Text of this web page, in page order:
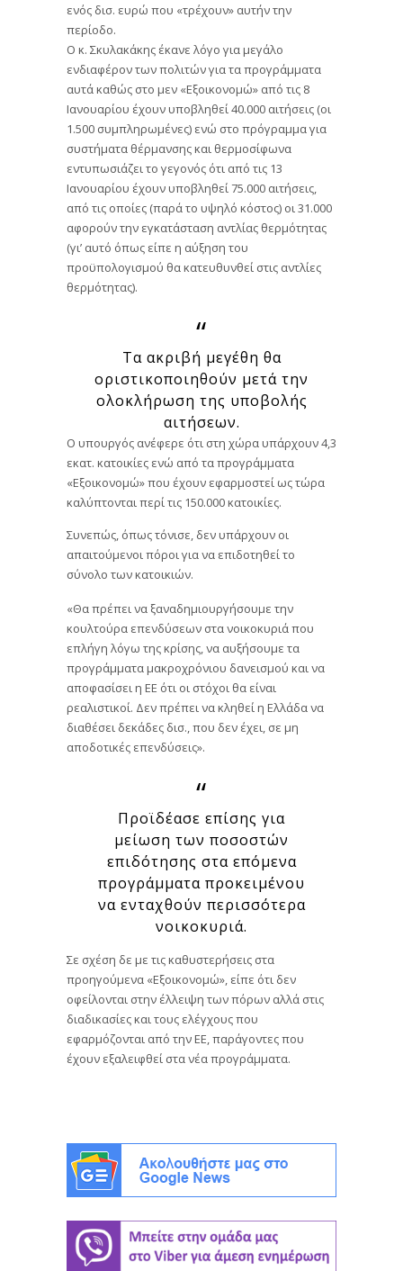
ενός δισ. ευρώ που «τρέχουν» αυτήν την
περίοδο.
Ο κ. Σκυλακάκης έκανε λόγο για μεγάλο
ενδιαφέρον των πολιτών για τα προγράμματα
αυτά καθώς στο μεν «Εξοικονομώ» από τις 8
Ιανουαρίου έχουν υποβληθεί 40.000 αιτήσεις (οι
1.500 συμπληρωμένες) ενώ στο πρόγραμμα για
συστήματα θέρμανσης και θερμοσίφωνα
εντυπωσιάζει το γεγονός ότι από τις 13
Ιανουαρίου έχουν υποβληθεί 75.000 αιτήσεις,
από τις οποίες (παρά το υψηλό κόστος) οι 31.000
αφορούν την εγκατάσταση αντλίας θερμότητας
(γι’ αυτό όπως είπε η αύξηση του
προϋπολογισμού θα κατευθυνθεί στις αντλίες
θερμότητας).
Τα ακριβή μεγέθη θα
οριστικοποιηθούν μετά την
ολοκλήρωση της υποβολής
αιτήσεων.
Ο υπουργός ανέφερε ότι στη χώρα υπάρχουν 4,3
εκατ. κατοικίες ενώ από τα προγράμματα
«Εξοικονομώ» που έχουν εφαρμοστεί ως τώρα
καλύπτονται περί τις 150.000 κατοικίες.
Συνεπώς, όπως τόνισε, δεν υπάρχουν οι
απαιτούμενοι πόροι για να επιδοτηθεί το
σύνολο των κατοικιών.
«Θα πρέπει να ξαναδημιουργήσουμε την
κουλτούρα επενδύσεων στα νοικοκυριά που
επλήγη λόγω της κρίσης, να αυξήσουμε τα
προγράμματα μακροχρόνιου δανεισμού και να
αποφασίσει η ΕΕ ότι οι στόχοι θα είναι
ρεαλιστικοί. Δεν πρέπει να κληθεί η Ελλάδα να
διαθέσει δεκάδες δισ., που δεν έχει, σε μη
αποδοτικές επενδύσεις».
Προϊδέασε επίσης για
μείωση των ποσοστών
επιδότησης στα επόμενα
προγράμματα προκειμένου
να ενταχθούν περισσότερα
νοικοκυριά.
Σε σχέση δε με τις καθυστερήσεις στα
προηγούμενα «Εξοικονομώ», είπε ότι δεν
οφείλονται στην έλλειψη των πόρων αλλά στις
διαδικασίες και τους ελέγχους που
εφαρμόζονται από την ΕΕ, παράγοντες που
έχουν εξαλειφθεί στα νέα προγράμματα.